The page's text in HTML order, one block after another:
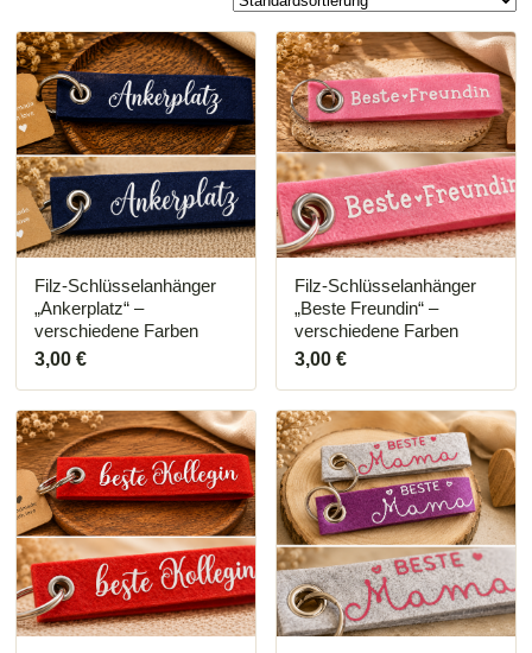
Filz-Schlüsselanhänger
„Ankerplatz“ –
verschiedene Farben
3,00 €
Filz-Schlüsselanhänger
„Beste Freundin“ –
verschiedene Farben
3,00€
Dieses
Produkt
weist
mehrere
Varianten
auf.
Die
Optionen
können
auf
der